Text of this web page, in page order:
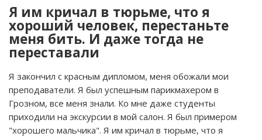
Я им кричал в тюрьме, что я
хороший человек, перестаньте
меня бить. И даже тогда не
переставали
Я закончил с красным дипломом, меня обожали мои
преподаватели. Я был успешным парикмахером в
Грозном, все меня знали. Ко мне даже студенты
приходили на экскурсии в мой салон. Я был примером
"хорошего мальчика". Я им кричал в тюрьме, что я